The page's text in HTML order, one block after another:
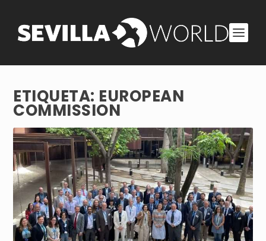
ETIQUETA: EUROPEAN
COMMISSION